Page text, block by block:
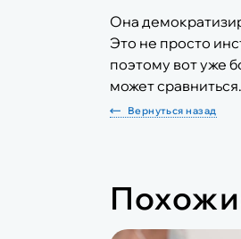
Она
Это не просто
поэтому вот уже
может сравниться.
Вернуться назад